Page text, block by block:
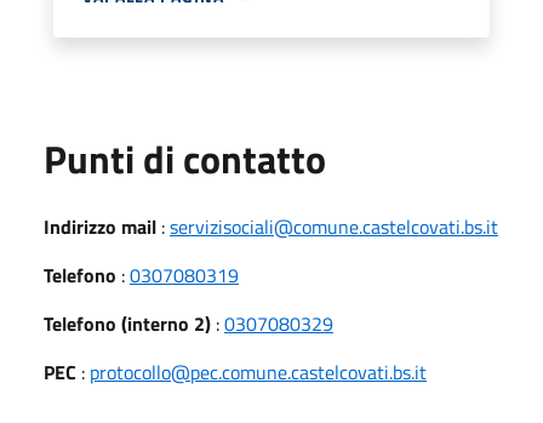
Punti di contatto
Indirizzo mail :servizisociali@comune.castelcovati.bs.it
Telefono :0307080319
Telefono (interno 2) :0307080329
PEC : protocollo@pec.comune.castelcovati.bs.it